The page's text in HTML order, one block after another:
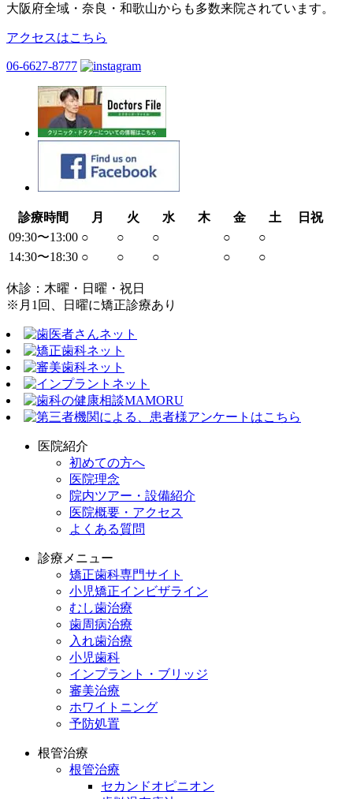
大阪府全域・奈良・和歌山からも多数来院されています。
アクセスはこちら
06-6627-8777
診療時間 月 火 水 木 金 土
日祝
09:30〜13:00 ○ ○ ○ ○
○
14:30〜18:30 ○ ○ ○ ○ ○
休診：木曜・日曜・祝日
※月1回、日曜に矯正診療あり
医院紹介
初めての方へ
医院理念
院内ツアー・設備紹介
医院概要・アクセス
よくある質問
診療メニュー
矯正歯科専門サイト
小児矯正インビザライン
むし歯治療
歯周病治療
入れ歯治療
小児歯科
インプラント・ブリッジ
審美治療
ホワイトニング
予防処置
根管治療
根管治療
セカンドオピニオン